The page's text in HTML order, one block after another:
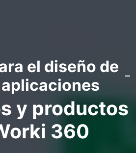
el diseño de
y productos
360